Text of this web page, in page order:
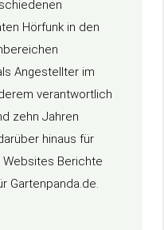
Hörfunk in den
Angestellter im
verantwortlich
zehn Jahren
hinaus für
Berichte
Gartenpanda.de.